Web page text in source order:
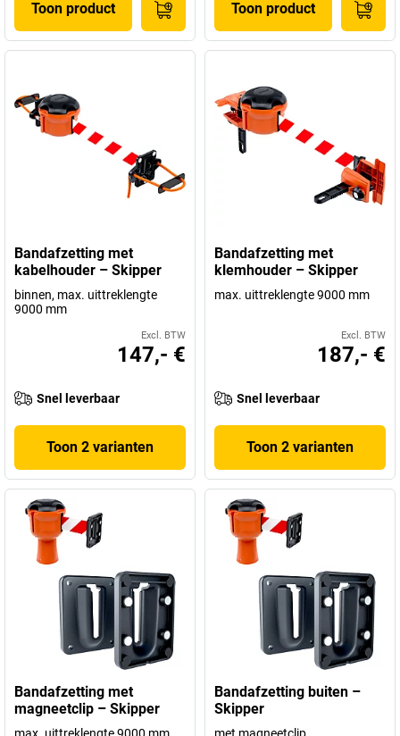
Toon product Toon product
Bandafzetting met
kabelhouder – Skipper
binnen, max. uittreklengte
9000 mm
Excl. BTW
147,- €
Snel leverbaar
Toon 2 varianten
Bandafzetting met
klemhouder – Skipper
max. uittreklengte 9000 mm
Excl. BTW
187,- €
Snel leverbaar
Toon 2 varianten
Bandafzetting met
magneetclip – Skipper
Bandafzetting buiten –
Skipper